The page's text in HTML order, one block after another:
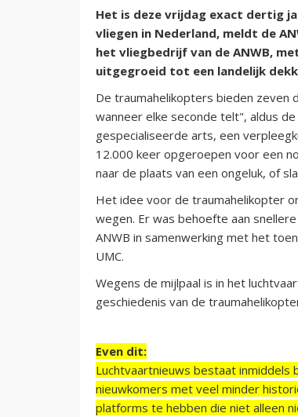
Het is deze vrijdag exact dertig
vliegen in Nederland, meldt de
het vliegbedrijf van de ANWB,
uitgegroeid tot een landelijk
De traumahelikopters bieden zeven
wanneer elke seconde telt", aldus
gespecialiseerde arts, een
12.000 keer opgeroepen voor een
naar de plaats van een ongeluk, of
Het idee voor de traumahelikopter
wegen. Er was behoefte aan
ANWB in samenwerking met het
UMC.
Wegens de mijlpaal is in het
geschiedenis van de
Even dit:
Luchtvaartnieuws bestaat inmiddels
nieuwkomers met veel minder
platforms te hebben die niet alleen